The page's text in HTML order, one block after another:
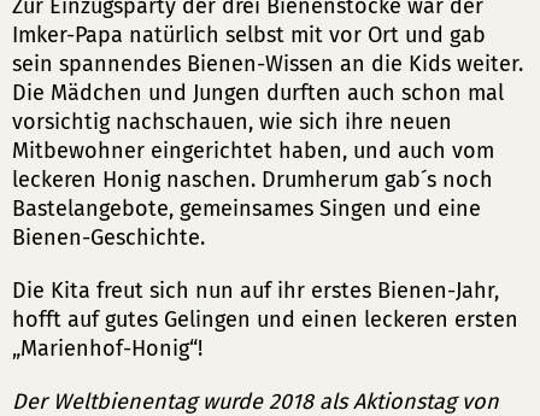
Zur Einzugsparty der drei Bienenstöcke war der
Imker-Papa natürlich selbst mit vor Ort und gab
sein spannendes Bienen-Wissen an die Kids weiter.
Die Mädchen und Jungen durften auch schon mal
vorsichtig nachschauen, wie sich ihre neuen
Mitbewohner eingerichtet haben, und auch vom
leckeren Honig naschen. Drumherum gab´s noch
Bastelangebote, gemeinsames Singen und eine
Bienen-Geschichte.
Die Kita freut sich nun auf ihr erstes Bienen-Jahr,
hofft auf gutes Gelingen und einen leckeren ersten
„Marienhof-Honig“!
Der Weltbienentag wurde 2018 als Aktionstag von